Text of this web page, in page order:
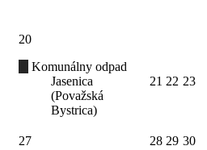
20
Komunálny odpad
Jasenica
(Považská
Bystrica)
21 22 23
27 28 29 30